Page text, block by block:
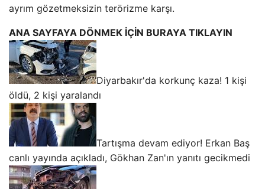
ayrım gözetmeksizin terörizme karşı.
ANA SAYFAYA DÖNMEK İÇİN BURAYA TIKLAYIN
Diyarbakır'da korkunç kaza! 1 kişi
öldü, 2 kişi yaralandı
Tartışma devam ediyor! Erkan Baş
canlı yayında açıkladı, Gökhan Zan'ın yanıtı gecikmedi